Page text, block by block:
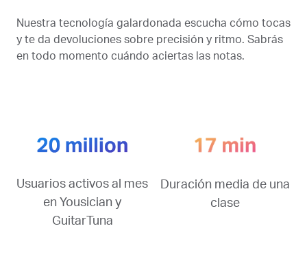
Nuestra tecnología galardonada escucha cómo tocas
y te da devoluciones sobre precisión y ritmo. Sabrás
en todo momento cuándo aciertas las notas.
Usuarios activos al mes
en Yousician y
GuitarTuna
Duración media de una
clase